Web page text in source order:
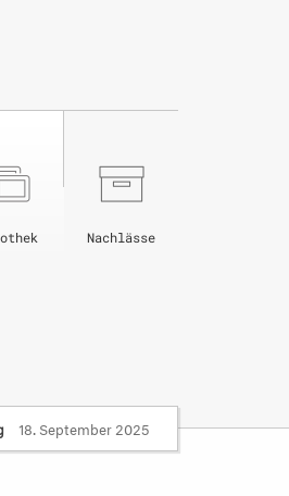
Nachlässe
18. September 2025